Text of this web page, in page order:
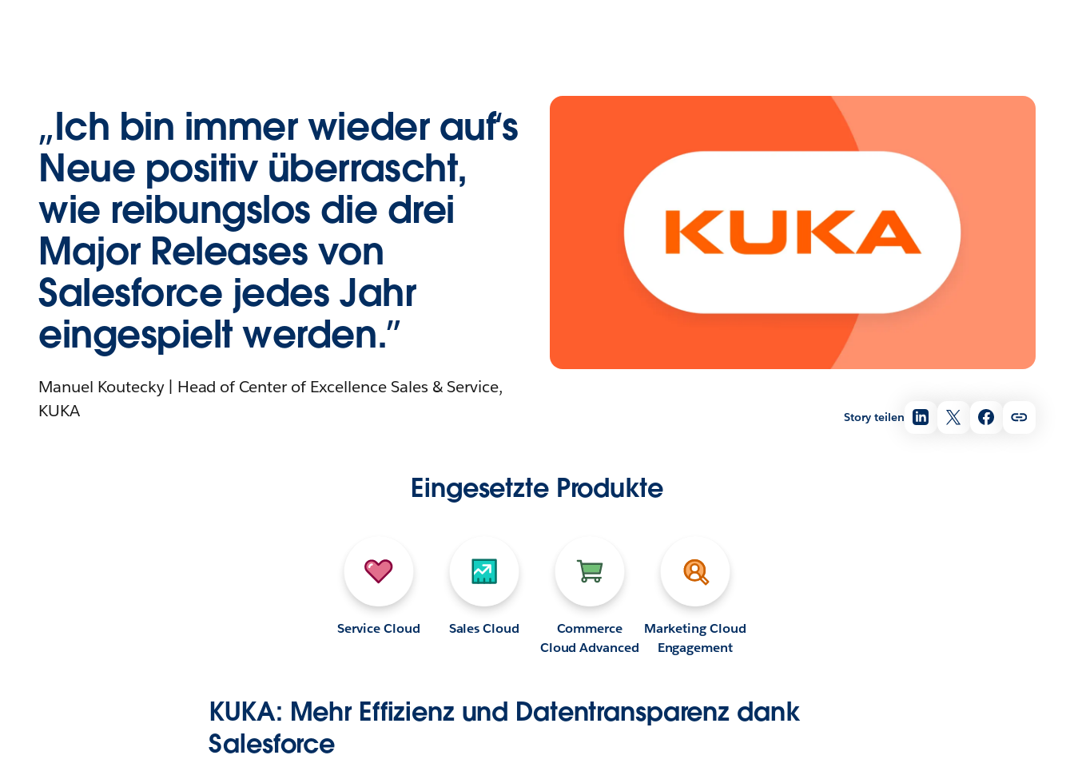
Story teilen
„Ich bin immer wieder auf‘s
Neue positiv überrascht,
wie reibungslos die drei
Major Releases von
Salesforce jedes Jahr
eingespielt werden.”
Manuel Koutecky | Head of Center of Excellence Sales & Service,
KUKA
Eingesetzte Produkte
Service Cloud Sales Cloud
Commerce
Cloud Advanced
Marketing Cloud
Engagement
KUKA: Mehr Effizienz und Datentransparenz dank
Salesforce